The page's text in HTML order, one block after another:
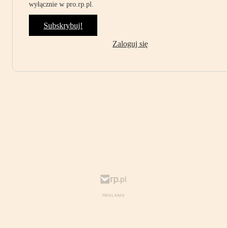
wyłącznie w pro.rp.pl.
Subskrybuj!
Zaloguj się